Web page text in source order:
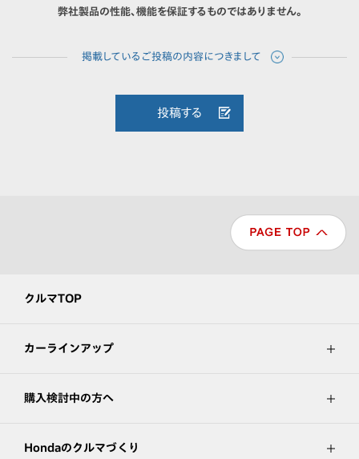
弊社製品の性能、機能を保証するものではありません。
投稿する
クルマTOP
カーラインアップ
購入検討中の方へ
Hondaのクルマづくり